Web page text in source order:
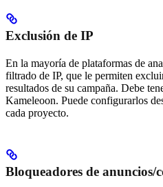
Exclusión de IP
En la mayoría de plataformas de
filtrado de IP, que le permiten
resultados de su campaña. Debe
Kameleoon. Puede configurarlos
cada proyecto.
Bloqueadores de anuncios/